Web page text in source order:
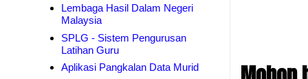
Lembaga Hasil Dalam Negeri
Malaysia
SPLG - Sistem Pengurusan
Latihan Guru
Aplikasi Pangkalan Data Murid